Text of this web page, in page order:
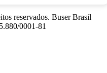
reservados. Buser Brasil
0001-81